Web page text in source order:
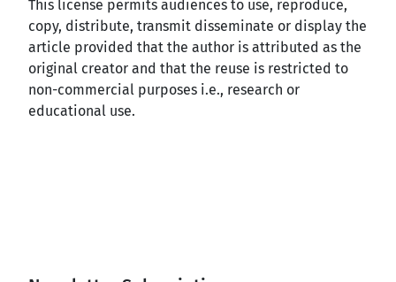
This license permits audiences to use, reproduce,
copy, distribute, transmit disseminate or display the
article provided that the author is attributed as the
original creator and that the reuse is restricted to
non-commercial purposes i.e., research or
educational use.